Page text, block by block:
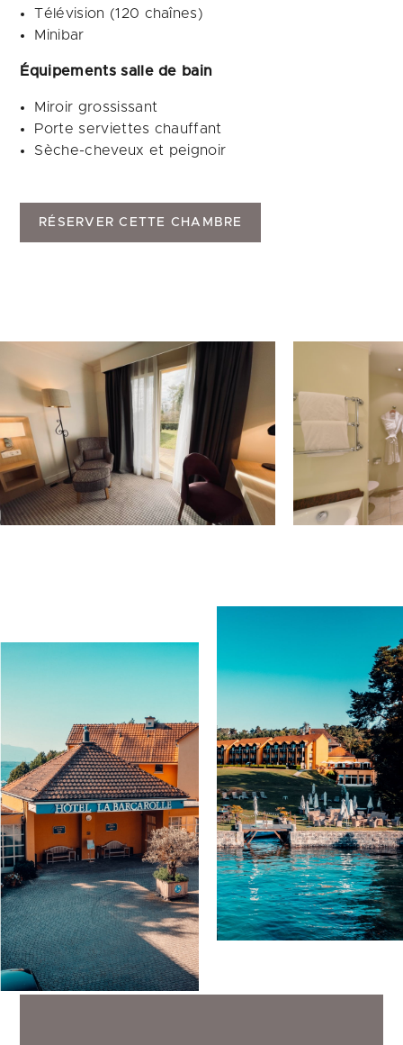
Télévision (120 chaînes)
Minibar
Équipements salle de bain
Miroir grossissant
Porte serviettes chauffant
Sèche-cheveux et peignoir
RÉSERVER CETTE CHAMBRE